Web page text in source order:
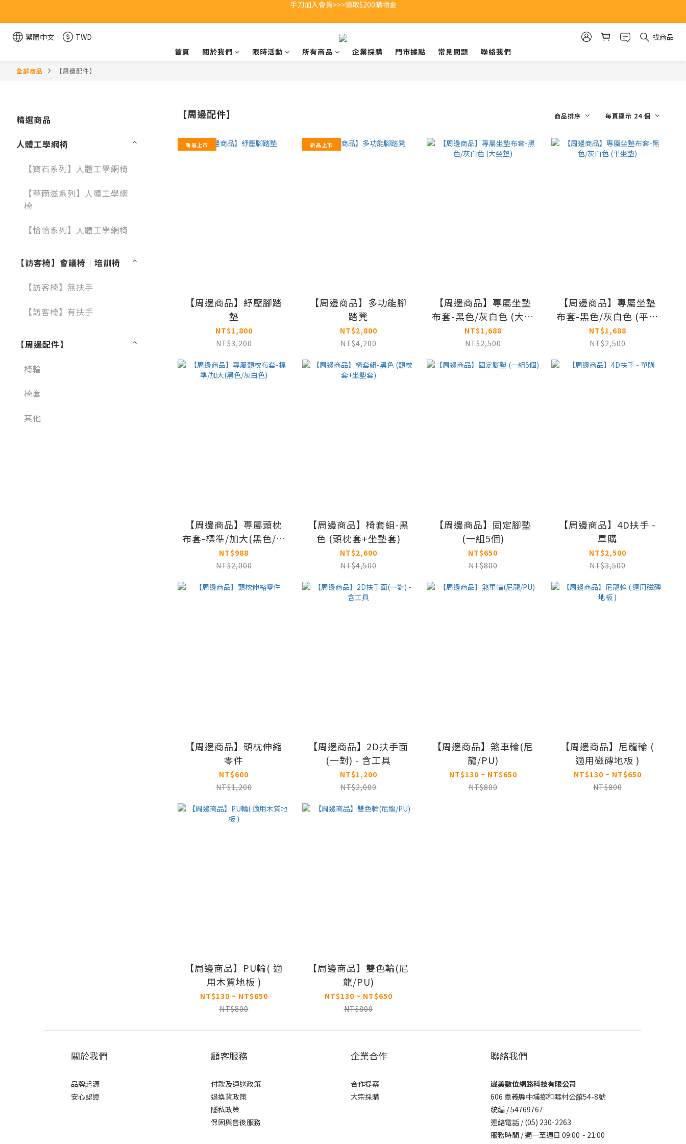
全館不限金額即享超商免費運送 🚚
繁體中文 TWD
找商品
首頁
關於我們 限時活動 所有商品 企業採購 門市據點 常見問題 聯絡我們
全部商品 【周邊配件】
精選商品
人體工學網椅
【寶石系列】人體工學網椅
【華爾滋系列】人體工學網
椅
【恰恰系列】人體工學網椅
【訪客椅】會議椅│培訓椅
【訪客椅】無扶手
【訪客椅】有扶手
【周邊配件】
椅輪
椅套
其他
【周邊配件】 商品排序 每頁顯示 24 個
新品上市
【周邊商品】紓壓腳踏
墊
NT$1,800
NT$3,200
新品上市
【周邊商品】多功能腳
踏凳
NT$2,800
NT$4,200
【周邊商品】專屬坐墊
布套-黑色/灰白色 (大坐
墊)
NT$1,688
NT$2,500
【周邊商品】專屬坐墊
布套-黑色/灰白色 (平坐
墊)
NT$1,688
NT$2,500
【周邊商品】專屬頭枕
布套-標準/加大(黑色/灰
白色)
NT$988
NT$2,000
【周邊商品】椅套組-黑
色 (頭枕套+坐墊套)
NT$2,600
NT$4,500
【周邊商品】固定腳墊
(一組5個)
NT$650
NT$800
【周邊商品】4D扶手 -
單購
NT$2,500
NT$3,500
【周邊商品】頭枕伸縮
零件
NT$600
NT$1,200
【周邊商品】2D扶手面
(一對) - 含工具
NT$1,200
NT$2,000
【周邊商品】煞車輪(尼
龍/PU)
NT$130 ~ NT$650
NT$800
【周邊商品】尼龍輪 (
適用磁磚地板 )
NT$130 ~ NT$650
NT$800
【周邊商品】PU輪( 適
用木質地板 )
NT$130 ~ NT$650
NT$800
【周邊商品】雙色輪(尼
龍/PU)
NT$130 ~ NT$650
NT$800
關於我們
品牌起源
安心認證
顧客服務
付款及運送政策
退換貨政策
隱私政策
保固與售後服務
企業合作
合作提案
大宗採購
聯絡我們
崴美數位網路科技有限公司
606 嘉義縣中埔鄉和睦村公館54-8號
統編 / 54769767
連絡電話 / (05) 230-2263
服務時間 / 週一至週日 09:00 ~ 21:00